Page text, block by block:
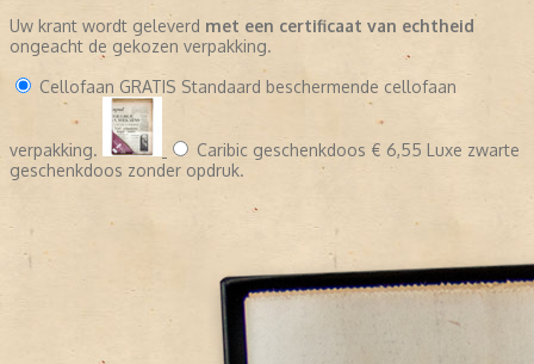
Uw krant wordt geleverd met een certificaat van echtheid
ongeacht de gekozen verpakking.
Cellofaan GRATIS Standaard beschermende cellofaan
verpakking. Caribic geschenkdoos € 6,55 Luxe zwarte
geschenkdoos zonder opdruk.